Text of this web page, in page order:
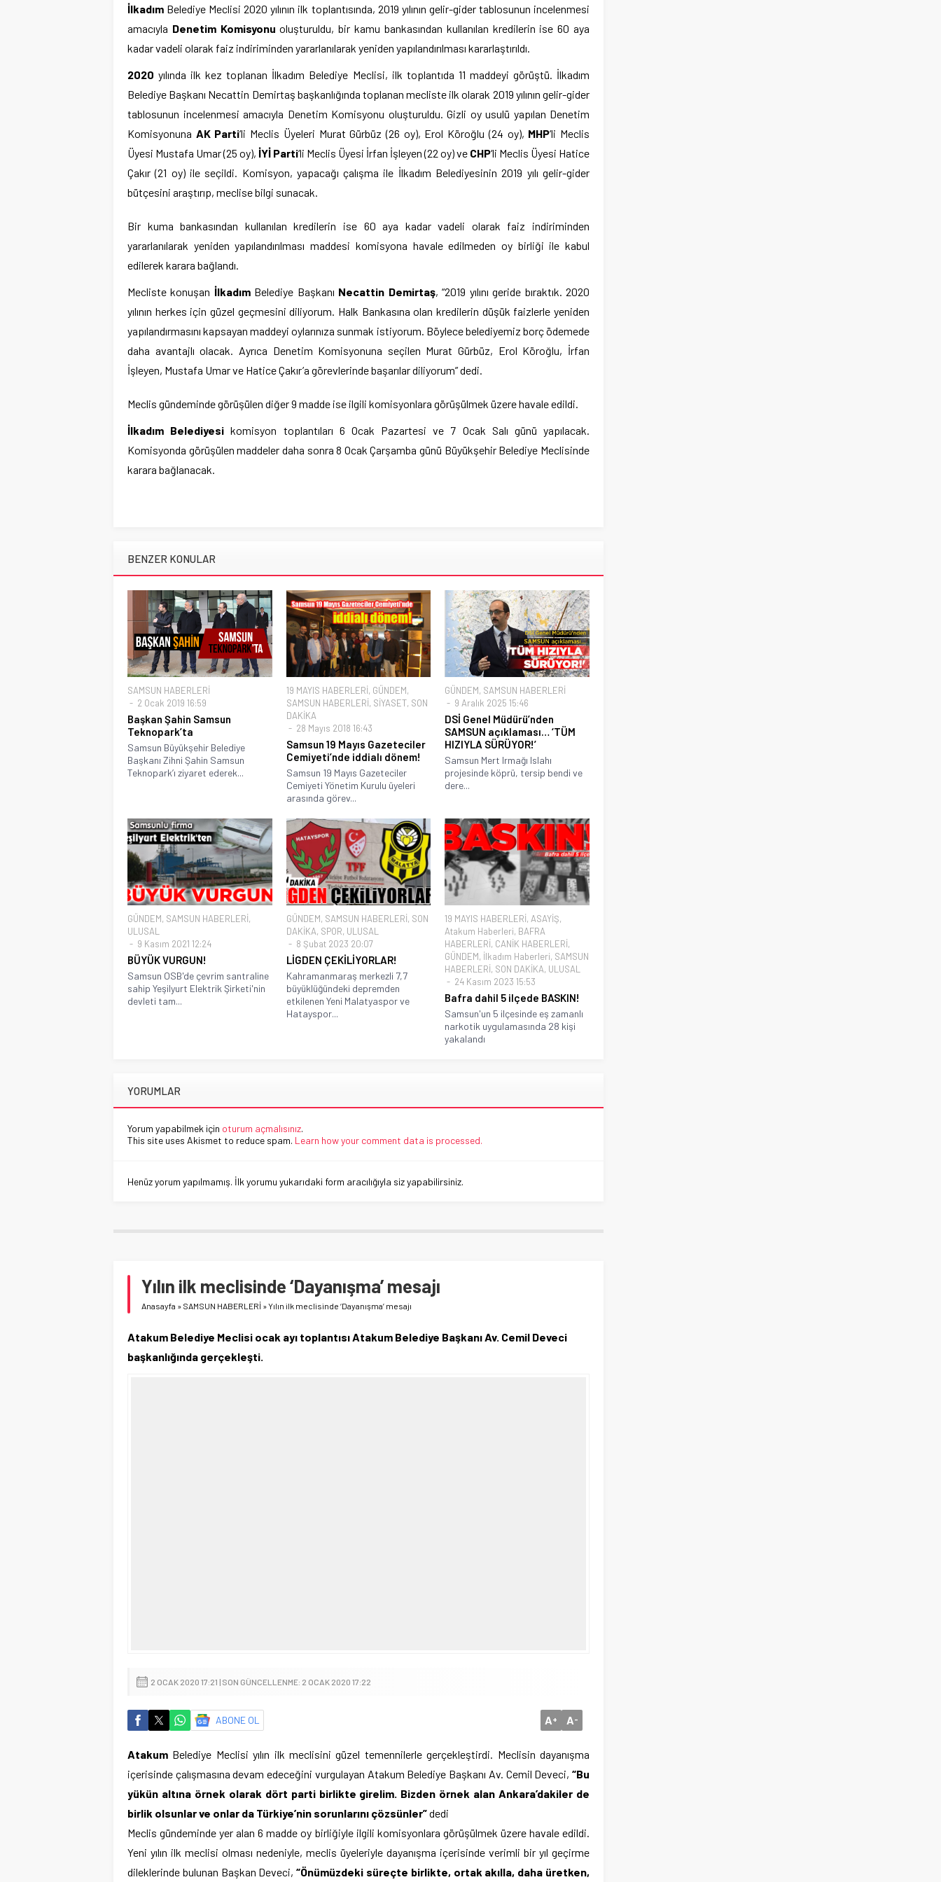
İlkadım Belediye Meclisi 2020 yılının ilk toplantısında, 2019 yılının gelir-gider tablosunun incelenmesi
amacıyla Denetim Komisyonu oluşturuldu, bir kamu bankasından kullanılan kredilerin ise 60 aya
kadar vadeli olarak faiz indiriminden yararlanılarak yeniden yapılandırılması kararlaştırıldı.
2020 yılında ilk kez toplanan İlkadım Belediye Meclisi, ilk toplantıda 11 maddeyi görüştü. İlkadım
Belediye Başkanı Necattin Demirtaş başkanlığında toplanan mecliste ilk olarak 2019 yılının gelir-gider
tablosunun incelenmesi amacıyla Denetim Komisyonu oluşturuldu. Gizli oy usulü yapılan Denetim
Komisyonuna AK Parti‘li Meclis Üyeleri Murat Gürbüz (26 oy), Erol Köroğlu (24 oy), MHP‘li Meclis
Üyesi Mustafa Umar (25 oy), İYİ Parti‘li Meclis Üyesi İrfan İşleyen (22 oy) ve CHP‘li Meclis Üyesi Hatice
Çakır (21 oy) ile seçildi. Komisyon, yapacağı çalışma ile İlkadım Belediyesinin 2019 yılı gelir-gider
bütçesini araştırıp, meclise bilgi sunacak.
Bir kuma bankasından kullanılan kredilerin ise 60 aya kadar vadeli olarak faiz indiriminden
yararlanılarak yeniden yapılandırılması maddesi komisyona havale edilmeden oy birliği ile kabul
edilerek karara bağlandı.
Mecliste konuşan İlkadımBelediye Başkanı Necattin Demirtaş, “2019 yılını geride bıraktık. 2020
yılının herkes için güzel geçmesini diliyorum. Halk Bankasına olan kredilerin düşük faizlerle yeniden
yapılandırmasını kapsayan maddeyi oylarınıza sunmak istiyorum. Böylece belediyemiz borç ödemede
daha avantajlı olacak. Ayrıca Denetim Komisyonuna seçilen Murat Gürbüz, Erol Köroğlu, İrfan
İşleyen, Mustafa Umar ve Hatice Çakır’a görevlerinde başarılar diliyorum” dedi.
Meclis gündeminde görüşülen diğer 9 madde ise ilgili komisyonlara görüşülmek üzere havale edildi.
İlkadım Belediyesi komisyon toplantıları 6 Ocak Pazartesi ve 7 Ocak Salı günü yapılacak.
Komisyonda görüşülen maddeler daha sonra 8 Ocak Çarşamba günü Büyükşehir Belediye Meclisinde
karara bağlanacak.
BENZER KONULAR
SAMSUN HABERLERİ
2 Ocak 2019 16:59
Başkan Şahin Samsun
Teknopark’ta
Samsun Büyükşehir Belediye
Başkanı Zihni Şahin Samsun
Teknopark’ı ziyaret ederek...
19 MAYIS HABERLERİ, GÜNDEM,
SAMSUN HABERLERİ, SİYASET, SON
DAKİKA
28 Mayıs 2018 16:43
Samsun 19 Mayıs Gazeteciler
Cemiyeti’nde iddialı dönem!
Samsun 19 Mayıs Gazeteciler
Cemiyeti Yönetim Kurulu üyeleri
arasında görev...
GÜNDEM, SAMSUN HABERLERİ
9 Aralık 2025 15:46
DSİ Genel Müdürü’nden
SAMSUN açıklaması… ‘TÜM
HIZIYLA SÜRÜYOR!’
Samsun Mert Irmağı Islahı
projesinde köprü, tersip bendi ve
dere...
GÜNDEM, SAMSUN HABERLERİ,
ULUSAL
9 Kasım 2021 12:24
BÜYÜK VURGUN!
Samsun OSB'de çevrim santraline
sahip Yeşilyurt Elektrik Şirketi'nin
devleti tam...
GÜNDEM, SAMSUN HABERLERİ, SON
DAKİKA, SPOR, ULUSAL
8 Şubat 2023 20:07
LİGDEN ÇEKİLİYORLAR!
Kahramanmaraş merkezli 7,7
büyüklüğündeki depremden
etkilenen Yeni Malatyaspor ve
Hatayspor...
19 MAYIS HABERLERİ, ASAYİŞ,
Atakum Haberleri, BAFRA
HABERLERİ, CANİK HABERLERİ,
GÜNDEM, İlkadım Haberleri, SAMSUN
HABERLERİ, SON DAKİKA, ULUSAL
24 Kasım 2023 15:53
Bafra dahil 5 ilçede BASKIN!
Samsun'un 5 ilçesinde eş zamanlı
narkotik uygulamasında 28 kişi
yakalandı
YORUMLAR
Yorum yapabilmek için oturum açmalısınız.
This site uses Akismet to reduce spam. Learn how your comment data is processed.
Henüz yorum yapılmamış. İlk yorumu yukarıdaki form aracılığıyla siz yapabilirsiniz.
Yılın ilk meclisinde ‘Dayanışma’ mesajı
Anasayfa » SAMSUN HABERLERİ »Yılın ilk meclisinde ‘Dayanışma’ mesajı
Atakum Belediye Meclisi ocak ayı toplantısı Atakum Belediye Başkanı Av. Cemil Deveci
başkanlığında gerçekleşti.
2 OCAK 2020 17:21 | SON GÜNCELLENME: 2 OCAK 2020 17:22
ABONE OL A+ A-
Atakum Belediye Meclisi yılın ilk meclisini güzel temennilerle gerçekleştirdi. Meclisin dayanışma
içerisinde çalışmasına devam edeceğini vurgulayan Atakum Belediye Başkanı Av. Cemil Deveci, “Bu
yükün altına örnek olarak dört parti birlikte girelim. Bizden örnek alan Ankara’dakiler de
birlik olsunlar ve onlar da Türkiye’nin sorunlarını çözsünler”dedi
Meclis gündeminde yer alan 6 madde oy birliğiyle ilgili komisyonlara görüşülmek üzere havale edildi.
Yeni yılın ilk meclisi olması nedeniyle, meclis üyeleriyle dayanışma içerisinde verimli bir yıl geçirme
dileklerinde bulunan Başkan Deveci,“Önümüzdeki süreçte birlikte, ortak akılla, daha üretken,